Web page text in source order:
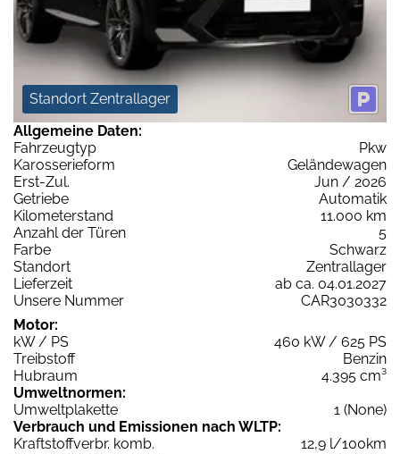
Standort Zentrallager
Allgemeine Daten:
Fahrzeugtyp
Pkw
Karosserieform
Geländewagen
Erst-Zul.
Jun / 2026
Getriebe
Automatik
Kilometerstand
11.000 km
Anzahl der Türen
5
Farbe
Schwarz
Standort
Zentrallager
Lieferzeit
ab ca. 04.01.2027
Unsere Nummer
CAR3030332
Motor:
kW / PS
460 kW / 625 PS
Treibstoff
Benzin
Hubraum
4.395 cm³
Umweltnormen:
Umweltplakette
1 (None)
Verbrauch und Emissionen nach WLTP:
Kraftstoffverbr. komb.
12,9 l/100km